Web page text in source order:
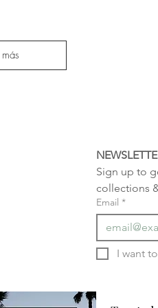
Sign up to
collections
Email *